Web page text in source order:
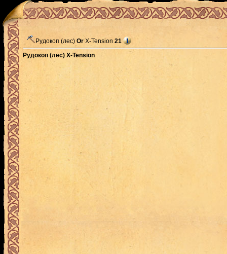
Рудокоп (лес) Or X-Tension 21
Рудокоп (лес) X-Tension